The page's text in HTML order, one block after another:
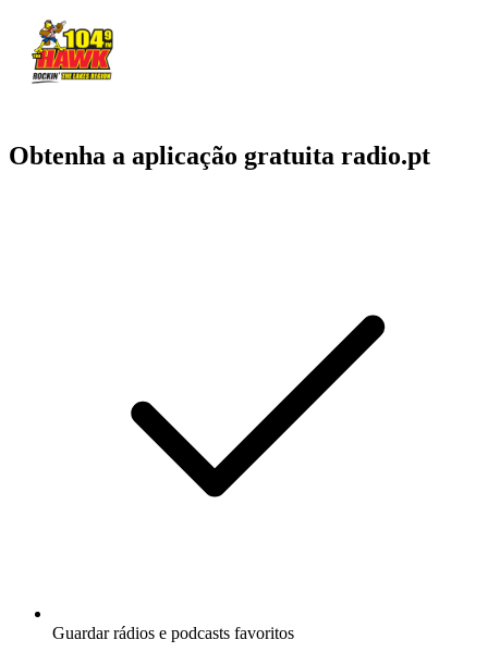
Obtenha a aplicação gratuita radio.pt
Guardar rádios e podcasts favoritos